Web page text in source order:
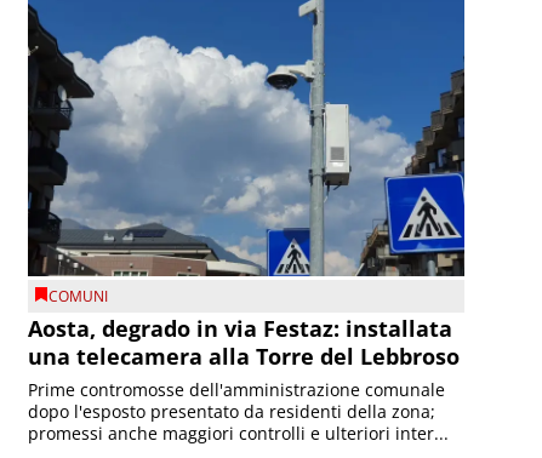
COMUNI
Aosta, degrado in via Festaz: installata
una telecamera alla Torre del Lebbroso
Prime contromosse dell'amministrazione comunale
dopo l'esposto presentato da residenti della zona;
promessi anche maggiori controlli e ulteriori inter...